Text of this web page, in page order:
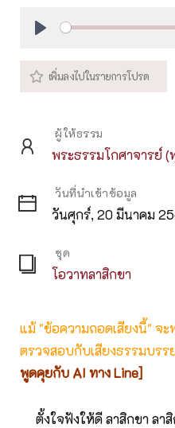
ผู้ให้ธรรม
พระธรรมโกศาจารย์
วันที่นำเข้าข้อมูล
วันศุกร์, 20 มีนาคม
ชุด
โอวาทลาสิกขา
แม้ "ข้อความถอดเสียงนี้" จ
ตรวจสอบกับเสียงธรรมบร
พูดคุยกับ AI ทาง Line]
ตั้งใจฟังให้ดี ลาสิกขา ลาสิ